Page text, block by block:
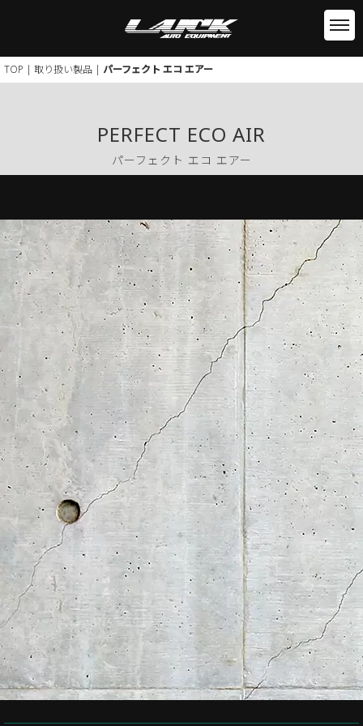
TOP | 取り扱い製品 | パーフェクト エコ エアー
PERFECT ECO AIR
パーフェクト エコ エアー